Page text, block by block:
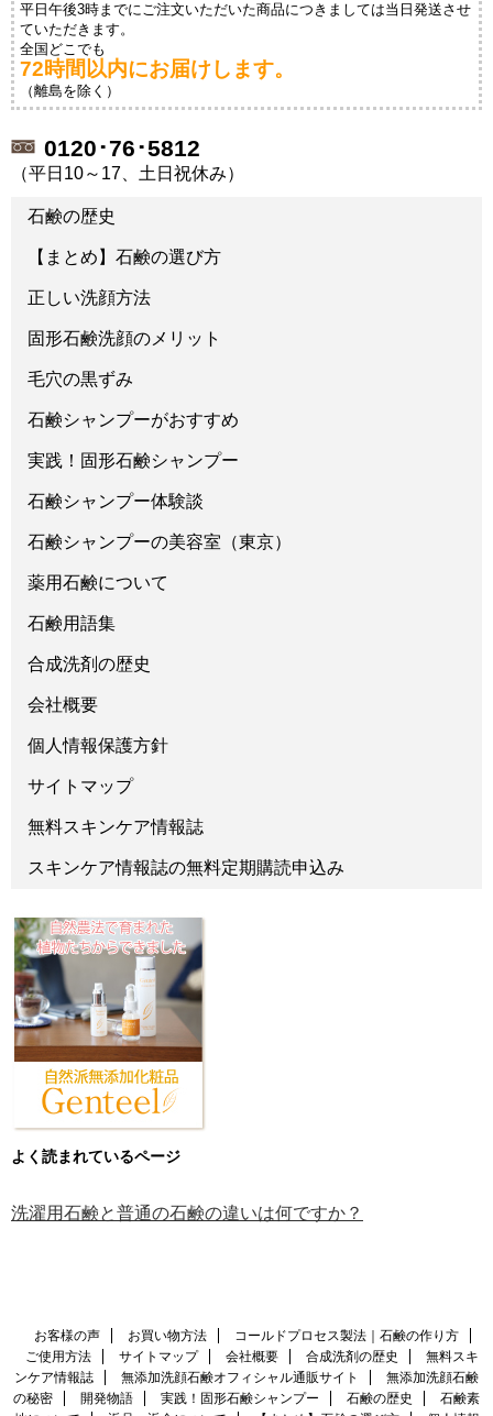
平日午後3時までにご注文いただいた商品につきましては当日発送させ
ていただきます。
全国どこでも
72時間以内にお届けします。
（離島を除く）
0120･76･5812
（平日10～17、土日祝休み）
石鹸の歴史
【まとめ】石鹸の選び方
正しい洗顔方法
固形石鹸洗顔のメリット
毛穴の黒ずみ
石鹸シャンプーがおすすめ
実践！固形石鹸シャンプー
石鹸シャンプー体験談
石鹸シャンプーの美容室（東京）
薬用石鹸について
石鹸用語集
合成洗剤の歴史
会社概要
個人情報保護方針
サイトマップ
無料スキンケア情報誌
スキンケア情報誌の無料定期購読申込み
よく読まれているページ
洗濯用石鹸と普通の石鹸の違いは何ですか？
お客様の声 お買い物方法
コールドプロセス製法｜石鹸の作り方
ご使用方法
サイトマップ 会社概要 合成洗剤の歴史
無料スキ
ンケア情報誌
無添加洗顔石鹸オフィシャル通販サイト
無添加洗顔石鹸
の秘密
開発物語 実践！固形石鹸シャンプー 石鹸の歴史
石鹸素